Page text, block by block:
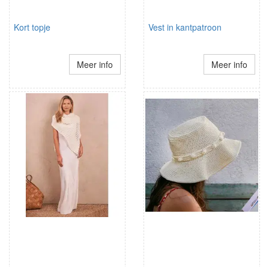
Kort topje
Meer info
Vest in kantpatroon
Meer info